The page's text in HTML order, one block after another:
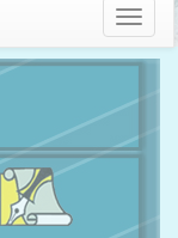
Toggle
navigation